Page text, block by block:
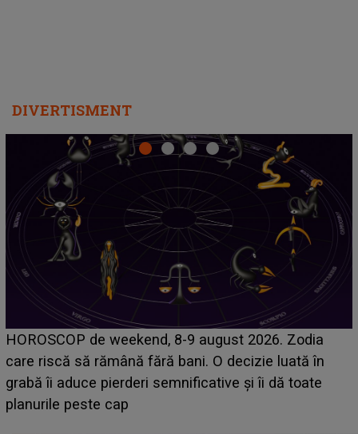
DIVERTISMENT
Emanuel a ținut ACEST DETALIU ASCUNS până
acum! În fața Alexandrei, concurentul din Casa Iubirii
face o MĂRTURISIRE NEAȘTEPTATĂ despre mama
sa: "I-am spus și ei în față, eu nu te iubesc pentru